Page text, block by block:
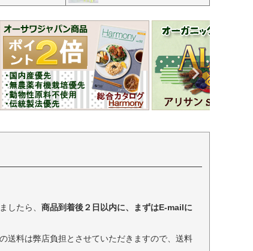
したら、 商品到着後２日以内に、まずはE-mailに
送料は弊店負担とさせていただきますので、送料